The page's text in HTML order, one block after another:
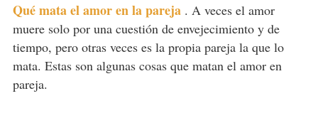
Qué mata el amor en la pareja . A veces el amor
muere solo por una cuestión de envejecimiento y de
tiempo, pero otras veces es la propia pareja la que lo
mata. Estas son algunas cosas que matan el amor en
pareja.